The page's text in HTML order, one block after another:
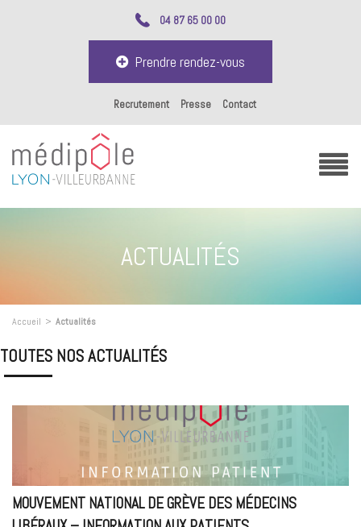
04 87 65 00 00
Prendre rendez-vous
Recrutement Presse Contact
ACTUALITÉS
Accueil > Actualités
TOUTES NOS ACTUALITÉS
MOUVEMENT NATIONAL DE GRÈVE DES MÉDECINS